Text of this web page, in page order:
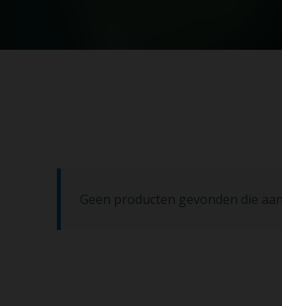
Geen producten gevonden die